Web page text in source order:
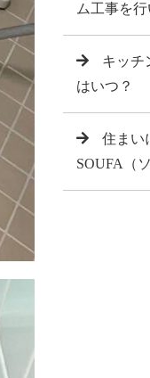
ム工事を行
キッチ
はいつ？
住まい
SOUFA（